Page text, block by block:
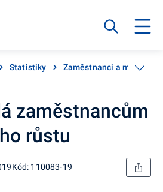
Statistiky Zaměstnanci a mzdy
zaměstnancům
růstu
Kód: 110083-19